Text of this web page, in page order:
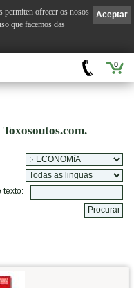
0
texto:
Aceptar
permiten ofrecer os nosos
que facemos das